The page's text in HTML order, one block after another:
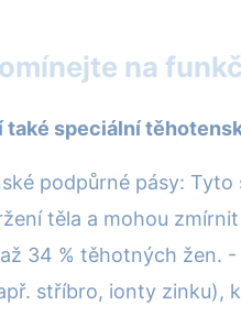
na
také speciální
podpůrné pásy:
těla a mohou
34 % těhotných žen.
stříbro, ionty zinku),